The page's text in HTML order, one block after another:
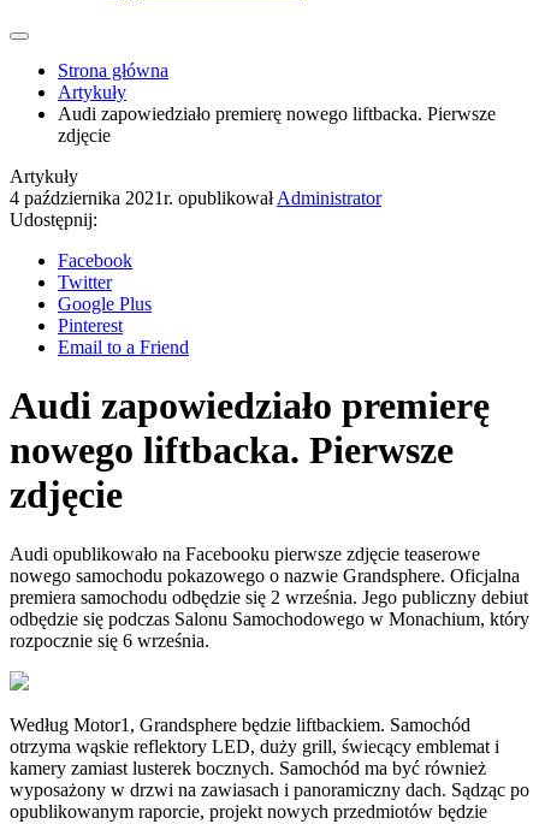
Strona główna
Artykuły
Audi zapowiedziało premierę nowego liftbacka. Pierwsze
zdjęcie
Artykuły
4 października 2021r. opublikował Administrator
Udostępnij:
Facebook
Twitter
Google Plus
Pinterest
Email to a Friend
Audi zapowiedziało premierę
nowego liftbacka. Pierwsze
zdjęcie
Audi opublikowało na Facebooku pierwsze zdjęcie teaserowe
nowego samochodu pokazowego o nazwie Grandsphere. Oficjalna
premiera samochodu odbędzie się 2 września. Jego publiczny debiut
odbędzie się podczas Salonu Samochodowego w Monachium, który
rozpocznie się 6 września.
Według Motor1, Grandsphere będzie liftbackiem. Samochód
otrzyma wąskie reflektory LED, duży grill, świecący emblemat i
kamery zamiast lusterek bocznych. Samochód ma być również
wyposażony w drzwi na zawiasach i panoramiczny dach. Sądząc po
opublikowanym raporcie, projekt nowych przedmiotów będzie